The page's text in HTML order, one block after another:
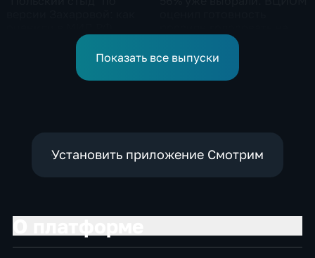
скандальную речь
выборах в Госдуму
Показать все выпуски
Установить приложение Смотрим